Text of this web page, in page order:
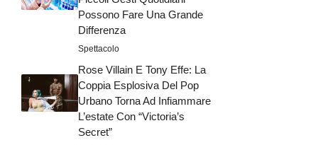
Possono Fare Una Grande
Differenza
Spettacolo
Rose Villain E Tony Effe: La
Coppia Esplosiva Del Pop
Urbano Torna Ad Infiammare
L’estate Con “Victoria’s
Secret”